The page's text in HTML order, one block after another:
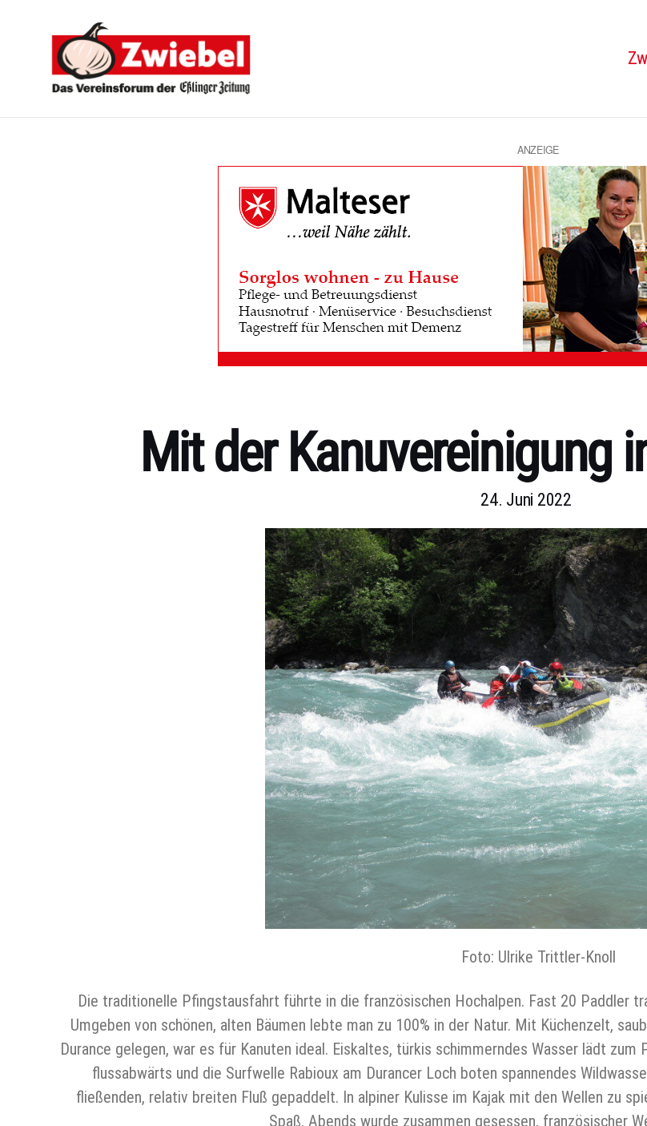
-
ANZEIGE
Kategorien
Mit der Kanuvereinigung
24. Juni 2022
Foto: Ulrike Trittler-Knoll
Die traditionelle Pfingstausfahrt führte in die französischen Hochalpen. Fast 20 Paddler
Umgeben von schönen, alten Bäumen lebte man zu 100% in der Natur. Mit Küchenzelt,
Durance gelegen, war es für Kanuten ideal. Eiskaltes, türkis schimmerndes Wasser lädt
flussabwärts und die Surfwelle Rabioux am Durancer Loch boten spannendes
fließenden, relativ breiten Fluß gepaddelt. In alpiner Kulisse im Kajak mit den Wellen zu
Spaß. Abends wurde zusammen gesessen, französischer